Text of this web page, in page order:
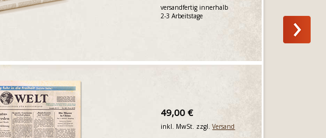
versandfertig innerhalb
2-3 Arbeitstage
49,00 €
inkl. MwSt. zzgl.Versand